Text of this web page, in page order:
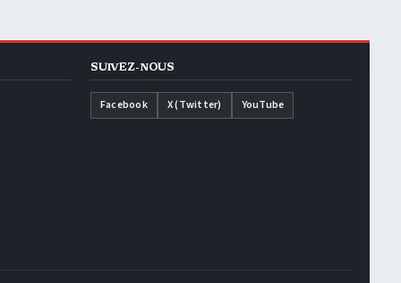
SUIVEZ-NOUS
Facebook X (Twitter) YouTube